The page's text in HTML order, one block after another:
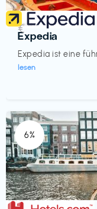
Reisen
Expedia
Expedia ist eine
lesen
€‎
6%